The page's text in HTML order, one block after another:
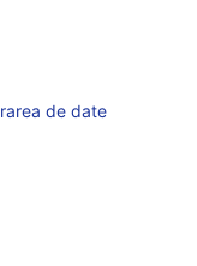
de date